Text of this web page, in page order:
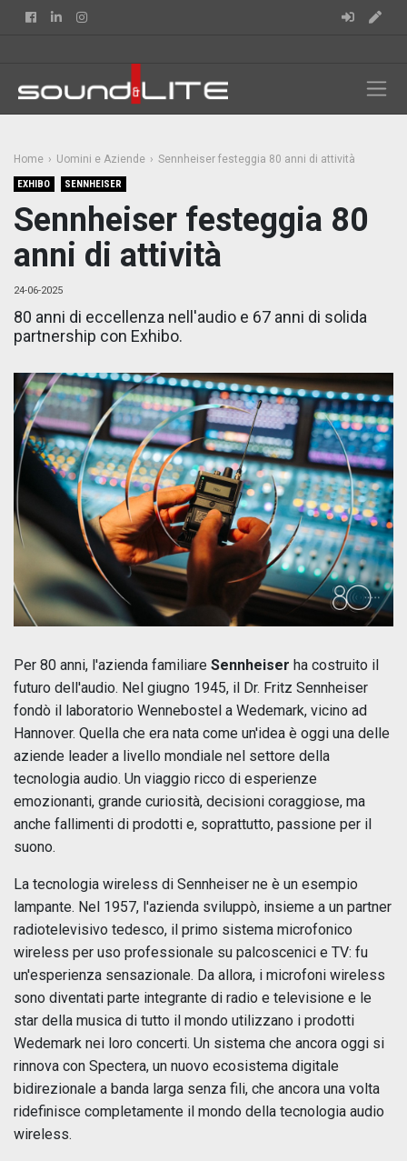
FacebookLinkedin
Home Uomini e Aziende Sennheiser festeggia 80 anni di attività
EXHIBO SENNHEISER
Sennheiser festeggia 80
anni di attività
24-06-2025
80 anni di eccellenza nell'audio e 67 anni di solida
partnership con Exhibo.
Per 80 anni, l'azienda familiare Sennheiser ha costruito il
futuro dell'audio. Nel giugno 1945, il Dr. Fritz Sennheiser
fondò il laboratorio Wennebostel a Wedemark, vicino ad
Hannover. Quella che era nata come un'idea è oggi una delle
aziende leader a livello mondiale nel settore della
tecnologia audio. Un viaggio ricco di esperienze
emozionanti, grande curiosità, decisioni coraggiose, ma
anche fallimenti di prodotti e, soprattutto, passione per il
suono.
La tecnologia wireless di Sennheiser ne è un esempio
lampante. Nel 1957, l'azienda sviluppò, insieme a un partner
radiotelevisivo tedesco, il primo sistema microfonico
wireless per uso professionale su palcoscenici e TV: fu
un'esperienza sensazionale. Da allora, i microfoni wireless
sono diventati parte integrante di radio e televisione e le
star della musica di tutto il mondo utilizzano i prodotti
Wedemark nei loro concerti. Un sistema che ancora oggi si
rinnova con Spectera, un nuovo ecosistema digitale
bidirezionale a banda larga senza fili, che ancora una volta
ridefinisce completamente il mondo della tecnologia audio
wireless.